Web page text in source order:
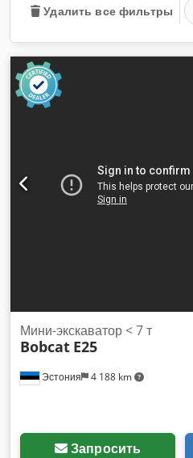
Удалить все фильтры
Эстония 4 188 km
Мини-экскаватор < 7 т
Bobcat E25
Запросить